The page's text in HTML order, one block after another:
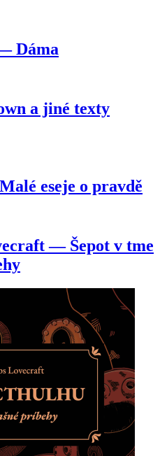
Dáma
a jiné texty
eseje o pravdě
— Šepot v tme